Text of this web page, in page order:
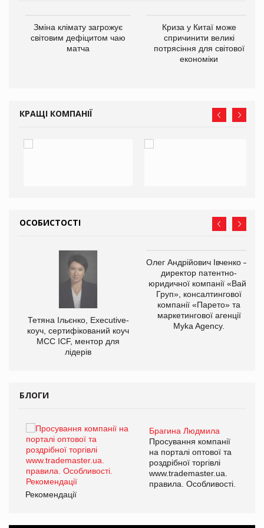
Зміна клімату загрожує
світовим дефіцитом чаю
матча
Криза у Китаї може
спричинити великі
потрясіння для світової
економіки
КРАЩІ КОМПАНІЇ
ОСОБИСТОСТІ
Тетяна Ільєнко, Executive-
коуч, сертифікований коуч
МСС ICF, ментор для
лідерів
Олег Андрійович Івченко —
директор патентно-
юридичної компанії «Вайз
Груп», консалтингової
компанії «Парето» та
маркетингової агенції
Myka Agency.
БЛОГИ
Брагина Людмила
Просування компанії
на порталі оптової та
роздрібної торгівлі
www.trademaster.ua.
правила. Особливості.
Рекомендації